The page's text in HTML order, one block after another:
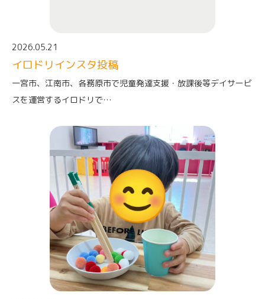
2026.05.21
イロドリインスタ投稿
一宮市、江南市、各務原市で児童発達支援・放課後等デイサービ
スを運営するイロドリで…